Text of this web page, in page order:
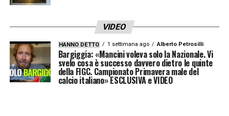
VIDEO
HANNO DETTO 1 settimana ago Alberto Petrosilli
Bargiggia: «Mancini voleva solo la Nazionale. Vi
svelo cosa è successo davvero dietro le quinte
della FIGC. Campionato Primavera male del
calcio italiano» ESCLUSIVA e VIDEO